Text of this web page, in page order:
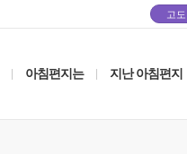
고
아침편지는 지난 아침편지